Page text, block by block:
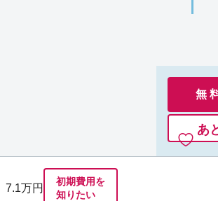
無
あ
7.1万円
初期費用を
知りたい